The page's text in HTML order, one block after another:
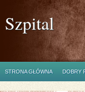
Szpital
STRONA GŁÓWNA DOBRY